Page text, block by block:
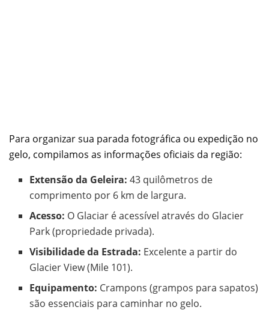
Para organizar sua parada fotográfica ou expedição no
gelo, compilamos as informações oficiais da região:
Extensão da Geleira: 43 quilômetros de
comprimento por 6 km de largura.
Acesso: O Glaciar é acessível através do Glacier
Park (propriedade privada).
Visibilidade da Estrada: Excelente a partir do
Glacier View (Mile 101).
Equipamento: Crampons (grampos para sapatos)
são essenciais para caminhar no gelo.